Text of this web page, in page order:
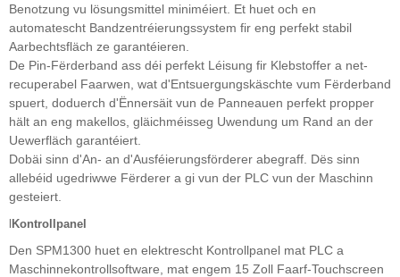
Benotzung vu lösungsmittel miniméiert. Et huet och en
automatescht Bandzentréierungssystem fir eng perfekt stabil
Aarbechtsfläch ze garantéieren.
De Pin-Fërderband ass déi perfekt Léisung fir Klebstoffer a net-
recuperabel Faarwen, wat d'Entsuergungskäschte vum Fërderband
spuert, doduerch d'Ënnersäit vun de Panneauen perfekt propper
hält an eng makellos, gläichméisseg Uwendung um Rand an der
Uewerfläch garantéiert.
Dobäi sinn d'An- an d'Ausféierungsförderer abegraff. Dës sinn
allebéid ugedriwwe Fërderer a gi vun der PLC vun der Maschinn
gesteiert.
Kontrollpanel
Den SPM1300 huet en elektrescht Kontrollpanel mat PLC a
Maschinnekontrollsoftware, mat engem 15 Zoll Faarf-Touchscreen